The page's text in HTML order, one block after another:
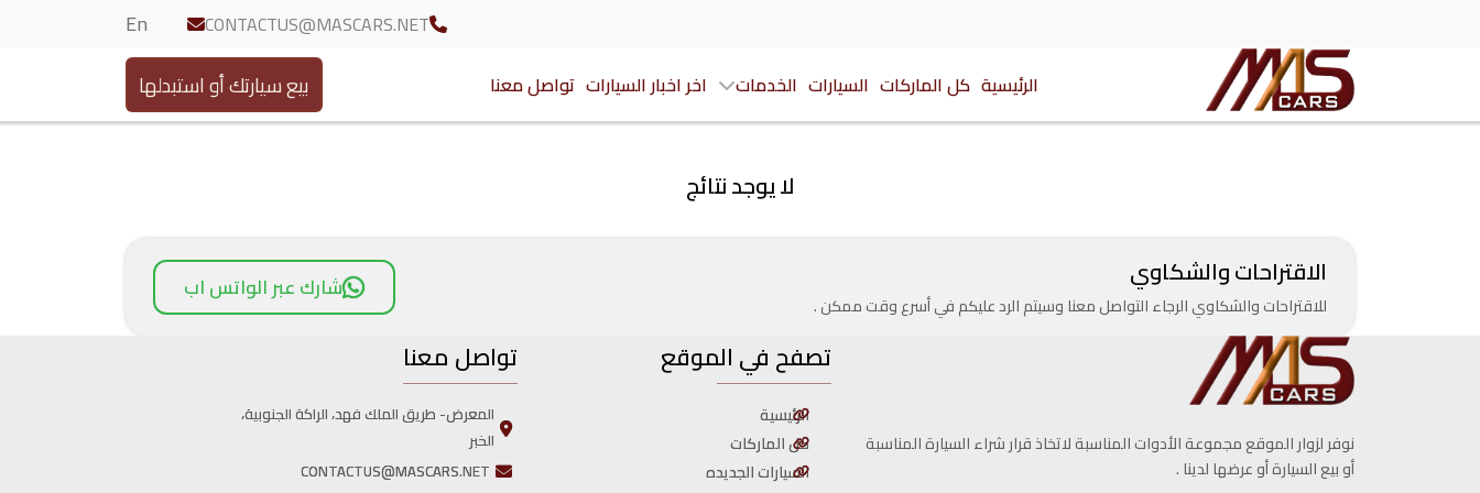
CONTACTUS@MASCARS.NET
En
الرئيسية كل الماركات السيارات الخدمات اخر اخبار السيارات تواصل معنا بيع سيارتك أو استبدلها
لا يوجد نتائج
الاقتراحات والشكاوي
للاقتراحات والشكاوي الرجاء التواصل معنا وسيتم الرد عليكم في أسرع وقت ممكن .
شارك عبر الواتس اب
نوفر لزوار الموقع مجموعة الأدوات المناسبة لاتخاذ قرار شراء السيارة المناسبة
أو بيع السيارة أو عرضها لدينا .
تصفح في الموقع
الرئيسية
كل الماركات
السيارات الجديده
تواصل معنا
المعرض- طريق الملك فهد، الراكة الجنوبية،
الخبر
CONTACTUS@MASCARS.NET